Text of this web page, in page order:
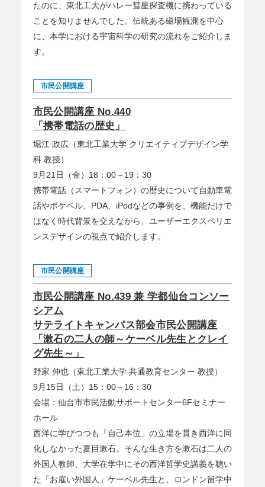
たのに、東北工大がハレー彗星探査機に携わっている
ことを知りませんでした。伝統ある磁場観測を中心
に、本学における宇宙科学の研究の流れをご紹介しま
す。
市民公開講座
市民公開講座 No.440
「携帯電話の歴史」
堀江 政広（東北工業大学 クリエイティブデザイン学
科 教授）
9月21日（金）18：00～19：30
携帯電話（スマートフォン）の歴史について自動車電
話やポケベル、PDA、iPodなどの事例を、機能だけで
はなく時代背景を交えながら、ユーザーエクスペリエ
ンスデザインの視点で紹介します。
市民公開講座
市民公開講座 No.439 兼 学都仙台コンソー
シアム
サテライトキャンパス部会市民公開講座
「漱石の二人の師～ケーベル先生とクレイ
グ先生～」
野家 伸也（東北工業大学 共通教育センター 教授）
9月15日（土）15：00～16：30
会場：仙台市市民活動サポートセンター6Fセミナー
ホール
西洋に学びつつも「自己本位」の立場を貫き西洋に同
化しなかった夏目漱石。そんな生き方を漱石は二人の
外国人教師、大学在学中にその西洋哲学史講義を聴い
た「お雇い外国人」ケーベル先生と、ロンドン留学中